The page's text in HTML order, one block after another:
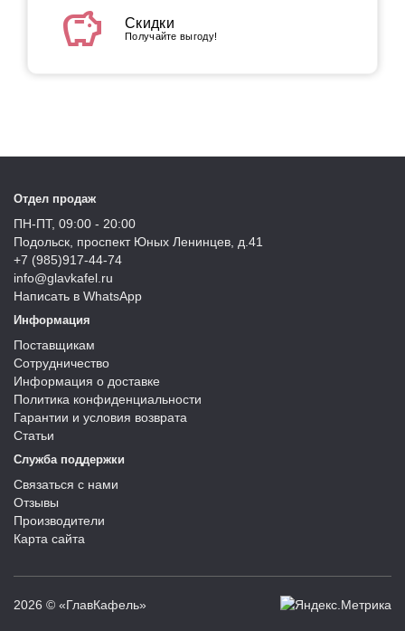
savings Скидки
Получайте выгоду!
Отдел продаж
ПН-ПТ, 09:00 - 20:00
Подольск, проспект Юных Ленинцев, д.41
+7 (985)917-44-74
info@glavkafel.ru
Написать в WhatsApp
Информация
Поставщикам
Сотрудничество
Информация о доставке
Политика конфиденциальности
Гарантии и условия возврата
Статьи
Служба поддержки
Связаться с нами
Отзывы
Производители
Карта сайта
2026 © «ГлавКафель»